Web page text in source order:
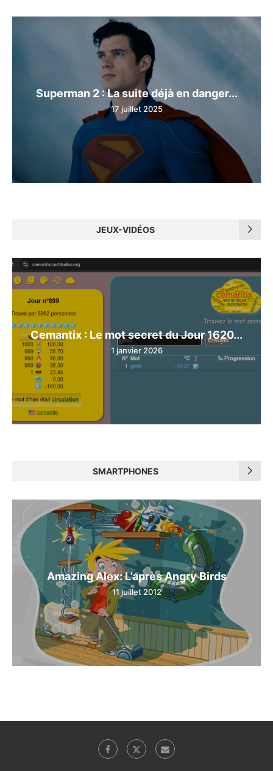
Superman 2 : La suite déjà en danger...
17 juillet 2025
JEUX-VIDÉOS
Cemantix : Le mot secret du Jour 1620...
1 janvier 2026
SMARTPHONES
Amazing Alex: L’après Angry Birds
11 juillet 2012